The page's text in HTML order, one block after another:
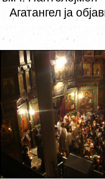
Агатангел ја